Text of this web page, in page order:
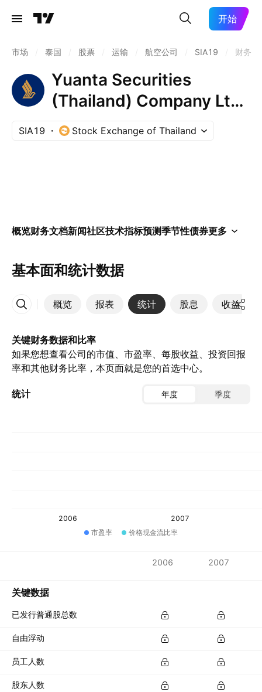
开始
市场 泰国 股票 运输 航空公司 SIA19 财务
Yuanta Securities
(Thailand) Company Ltd
Units Thailand
Depository Receipt Repr
SIA19 Stock Exchange of Thailand
概览财务文档新闻社区技术指标预测季节性债券更多
基本面和统计数据
概览 报表 统计 股息 收益
更多
关键财务数据和比率
如果您想查看公司的市值、市盈率、每股收益、投资回报
率和其他财务比率，本页面就是您的首选中心。
统计 年度 季度
2006
2007
市盈率
价格现金流比率
2006 2007
关键数据
已发行普通股总数
自由浮动
员工人数
股东人数